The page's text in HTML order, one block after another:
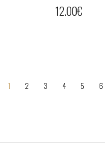
12.00€
1 2 3 4 5 6